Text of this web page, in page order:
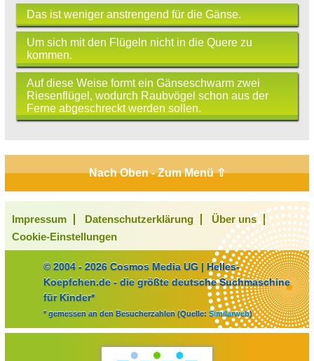
Das ist weniger anstrengend für die Gänse.
Um sich mit den Flügeln nicht in die Quere zu
kommen.
Auf diese Weise formt ein Gänseschwarm zwei
Riesenflügel, wodurch Raubvögel schon aus der
Ferne abgeschreckt werden sollen.
Nach Oben - Zum Menü ⇧
Impressum Datenschutzerklärung
Über uns
Cookie-Einstellungen
© 2004 - 2026 Cosmos Media UG | Helles-
Koepfchen.de - die größte deutsche Suchmaschine
für Kinder*
* gemessen an den Besucherzahlen (Quelle: Similarweb)